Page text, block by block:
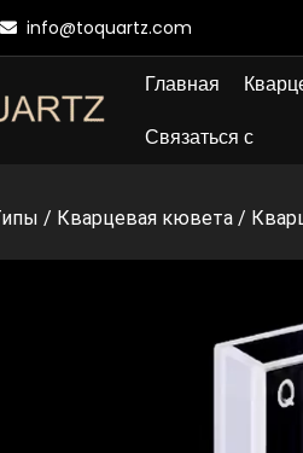
info@toquartz.com
Главная
Связаться с
/ Кварцевая кювета /